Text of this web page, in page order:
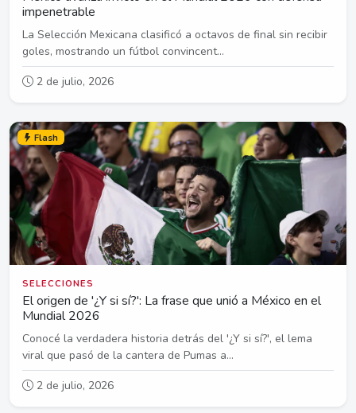
impenetrable
La Selección Mexicana clasificó a octavos de final sin recibir
goles, mostrando un fútbol convincent...
2 de julio, 2026
Flash
SELECCIONES
El origen de '¿Y si sí?': La frase que unió a México en el
Mundial 2026
Conocé la verdadera historia detrás del '¿Y si sí?', el lema
viral que pasó de la cantera de Pumas a...
2 de julio, 2026